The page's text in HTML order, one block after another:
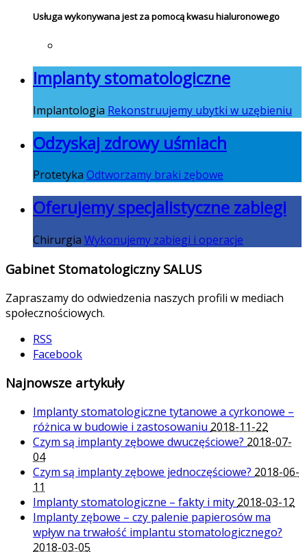
Usługa wykonywana jest za pomocą kwasu hialuronowego
Implanty stomatologiczne
Implantologia Rekonstruujemy ubytki w uzębieniu
Odzyskaj zdrowy uśmiach
Protetyka Odtworzamy braki zębowe
Oferujemy specjalistyczne zabiegi
Chirurgia Wykonujemy zabiegi i operacje
Gabinet Stomatologiczny SALUS
Zapraszamy do odwiedzenia naszych profili w mediach
społecznościowych.
RSS
Facebook
Najnowsze artykuły
Implanty stomatologiczne tytanowe a cyrkonowe –
różnica w budowie i zastosowaniu 2018-11-22
Czym są implanty zębowe dwuczęściowe? 2018-07-
04
Czym są implanty zębowe jednoczęściowe? 2018-06-
11
Implanty stomatologiczne – fakty i mity 2018-03-12
Implanty zębowe – czy palenie papierosów ma
wpływ na trwałość implantu stomatologicznego?
2018-03-05